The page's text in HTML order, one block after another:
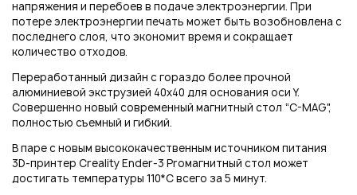
напряжения и перебоев в подаче электроэнергии. При
потере электроэнергии печать может быть возобновлена с
последнего слоя, что экономит время и сокращает
количество отходов.
Переработанный дизайн с гораздо более прочной
алюминиевой экструзией 40х40 для основания оси Y.
Совершенно новый современный магнитный стол “C-MAG",
полностью съемный и гибкий.
В паре с новым высококачественным источником питания
3D-принтер Creality Ender-3 Proмагнитный стол может
достигать температуры 110*C всего за 5 минут.